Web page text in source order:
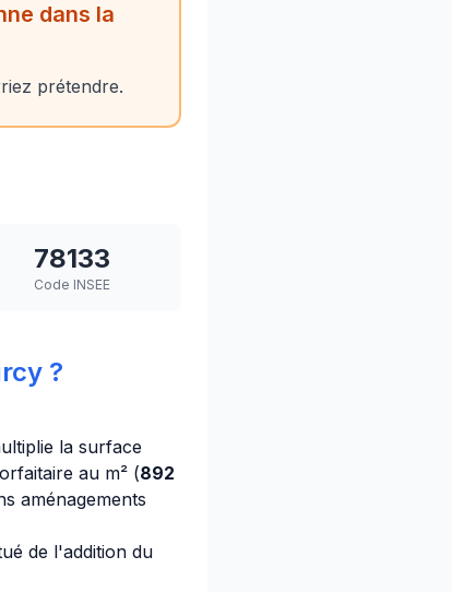
dans la
prétendre.
78133
Code INSEE
?
la surface
au m² (892
aménagements
de l'addition du